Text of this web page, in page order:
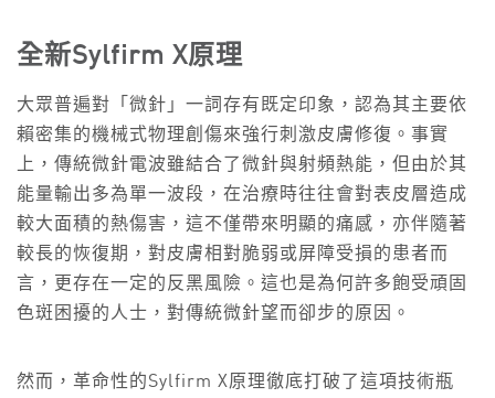
全新Sylfirm X原理
大眾普遍對「微針」一詞存有既定印象，認為其主要依
賴密集的機械式物理創傷來強行刺激皮膚修復。事實
上，傳統微針電波雖結合了微針與射頻熱能，但由於其
能量輸出多為單一波段，在治療時往往會對表皮層造成
較大面積的熱傷害，這不僅帶來明顯的痛感，亦伴隨著
較長的恢復期，對皮膚相對脆弱或屏障受損的患者而
言，更存在一定的反黑風險。這也是為何許多飽受頑固
色斑困擾的人士，對傳統微針望而卻步的原因。
然而，革命性的Sylfirm X原理徹底打破了這項技術瓶